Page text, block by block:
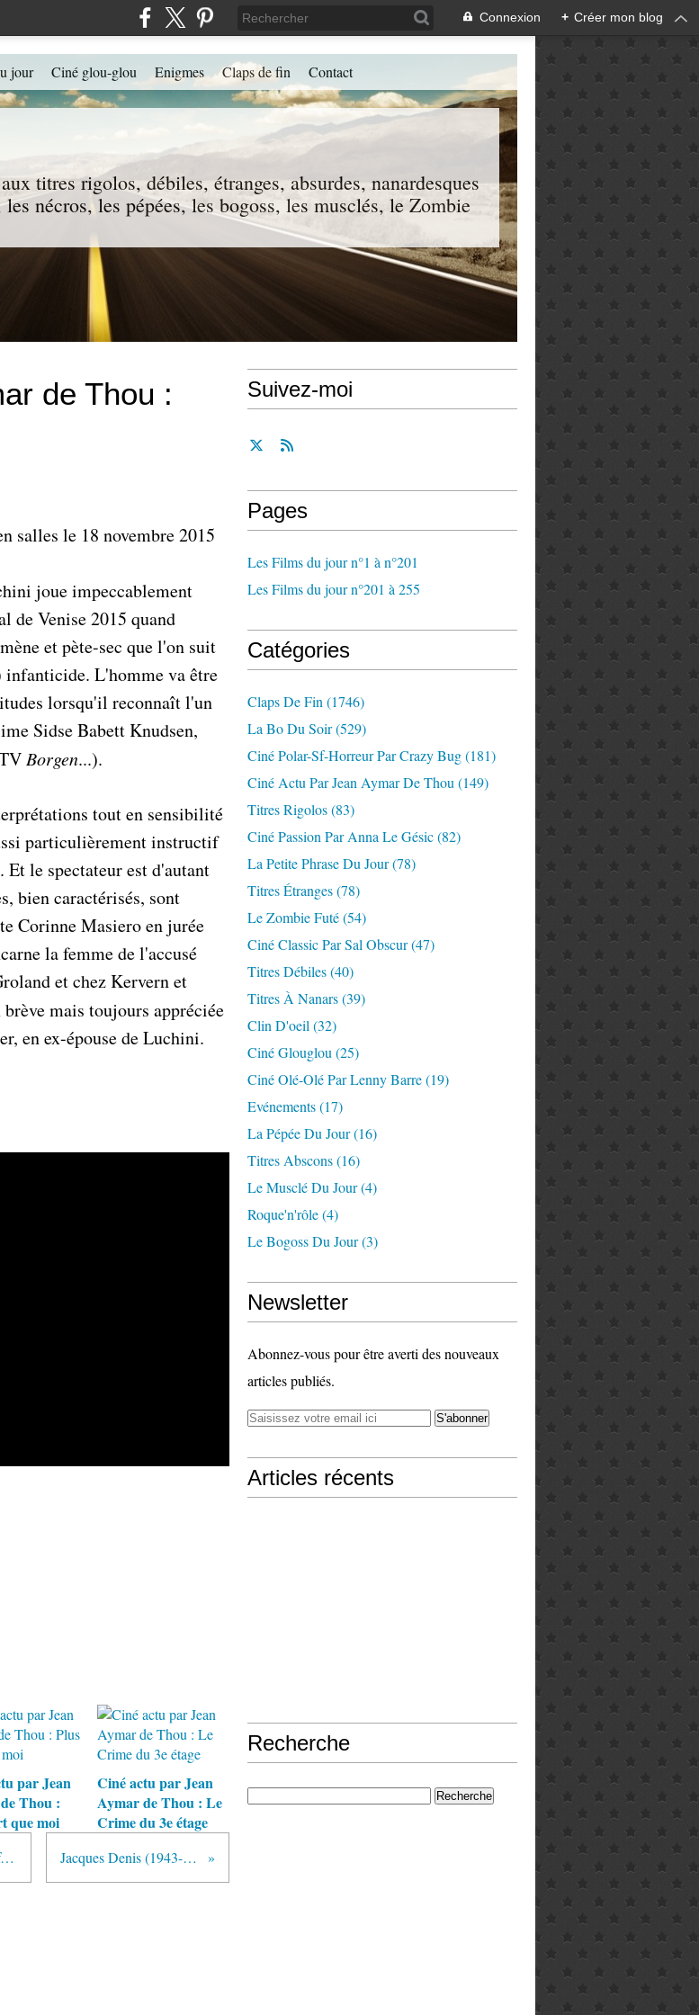
Connexion + Créer mon blog
titres rigolos, débiles, étranges, absurdes, nanardesques
nécros, les pépées, les bogoss, les musclés, le Zombie
jour Ciné glou-glou Enigmes Claps de fin Contact
de Thou :
salles le 18 novembre 2015
joue impeccablement
de Venise 2015 quand
et pète-sec que l'on suit
infanticide. L'homme va être
lorsqu'il reconnaît l'un
Sidse Babett Knudsen,
Borgen...).
tout en sensibilité
particulièrement instructif
Et le spectateur est d'autant
bien caractérisés, sont
Corinne Masiero en jurée
la femme de l'accusé
et chez Kervern et
mais toujours appréciée
en ex-épouse de Luchini.
par Jean
Thou :
que moi
Ciné actu par Jean
Aymar de Thou : Le
Crime du 3e étage
Le Film du jour n°186 : Que peut-on faire avec sept femmes ? Jacques Denis (1943-2015)
Suivez-moi
Pages
Les Films du jour n°1 à n°201
Les Films du jour n°201 à 255
Catégories
Claps De Fin (1746)
La Bo Du Soir(529)
Ciné Polar-Sf-Horreur Par Crazy Bug(181)
Ciné Actu Par Jean Aymar De Thou (149)
Titres Rigolos(83)
Ciné Passion Par Anna Le Gésic(82)
La Petite Phrase Du Jour(78)
Titres Étranges(78)
Le Zombie Futé(54)
Ciné Classic Par Sal Obscur(47)
Titres Débiles(40)
Titres À Nanars(39)
Clin D'oeil (32)
Ciné Glouglou (25)
Ciné Olé-Olé Par Lenny Barre(19)
Evénements(17)
La Pépée Du Jour(16)
Titres Abscons(16)
Le Musclé Du Jour(4)
Roque'n'rôle(4)
Le Bogoss Du Jour(3)
Newsletter
Abonnez-vous pour être averti des nouveaux
articles publiés.
Articles récents
Recherche